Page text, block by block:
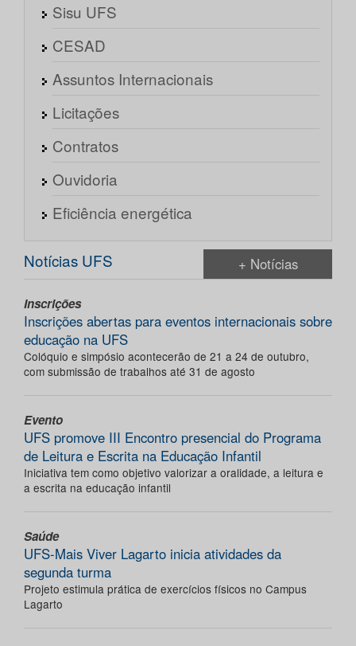
Sisu UFS
CESAD
Assuntos Internacionais
Licitações
Contratos
Ouvidoria
Eficiência energética
Notícias UFS + Notícias
Inscrições
Inscrições abertas para eventos internacionais sobre
educação na UFS
Colóquio e simpósio acontecerão de 21 a 24 de outubro,
com submissão de trabalhos até 31 de agosto
Evento
UFS promove III Encontro presencial do Programa
de Leitura e Escrita na Educação Infantil
Iniciativa tem como objetivo valorizar a oralidade, a leitura e
a escrita na educação infantil
Saúde
UFS-Mais Viver Lagarto inicia atividades da
segunda turma
Projeto estimula prática de exercícios físicos no Campus
Lagarto